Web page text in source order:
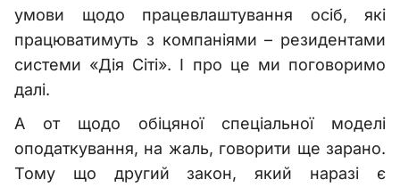
умови щодо працевлаштування осіб, які
працюватимуть з компаніями – резидентами
системи «Дія Сіті». І про це ми поговоримо
далі.
А от щодо обіцяної спеціальної моделі
оподаткування, на жаль, говорити ще зарано.
Тому що другий закон, який наразі є